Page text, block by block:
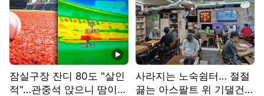
잠실구장 잔디 80도 "살인
적"…관중석 앉으니 땀이
사라지는 노숙쉼터… 절절
끓는 아스팔트 위 기댈건